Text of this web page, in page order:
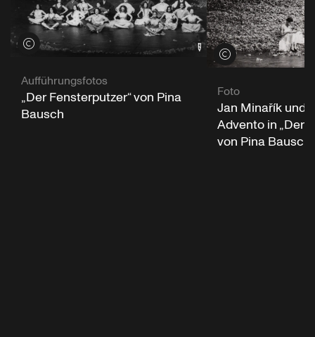
Credits öffnen
Aufführungsfotos
„Der Fensterputzer“ von Pina
Bausch
Credits öffnen
Foto
Jan Minařík und
Advento in „Der
von Pina Bausch